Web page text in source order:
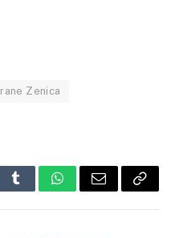
Zenica
TumblrWhatsApp
Email Copy